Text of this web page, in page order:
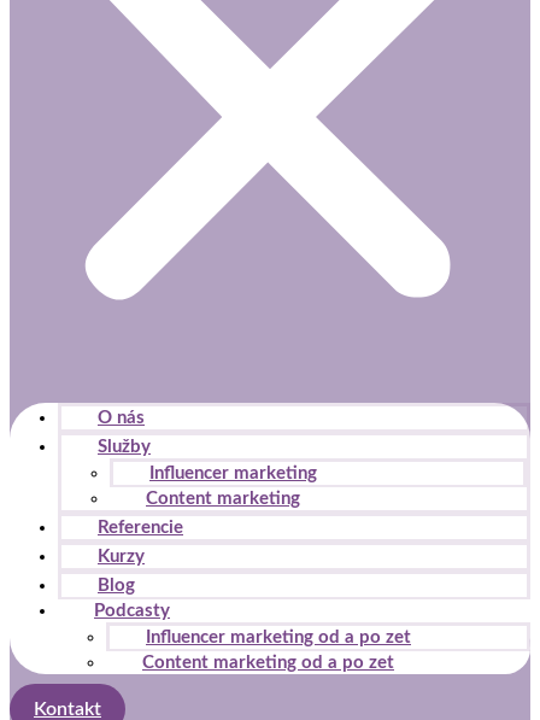
O nás
Služby
Influencer marketing
Content marketing
Referencie
Kurzy
Blog
Podcasty
Influencer marketing od a po zet
Content marketing od a po zet
Kontakt